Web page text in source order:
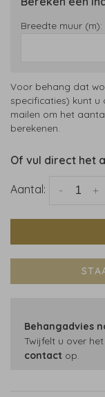
Breedte muur (m):
Voor behang dat
specificaties) kunt u
mailen om het
berekenen.
Of vul direct het
Aantal: +
-
Behangadvies
Twijfelt u over
contact op.